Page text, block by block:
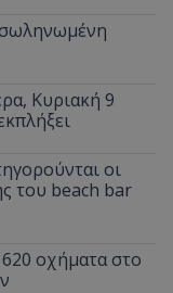
Κυριακή 9
οι
του beach bar
οχήματα στο